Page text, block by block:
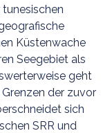
Küstenwache
Seegebiet als
geht
der zuvor
sich
SRR und